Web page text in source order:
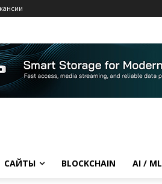
САЙТЫ BLOCKCHAIN AI / ML